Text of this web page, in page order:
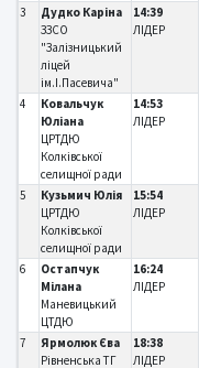
3
Дудко Каріна
ЗЗСО
"Залізницький
ліцей
ім.І.Пасевича"
14:39
ЛІДЕР
4
Ковальчук
Юліана
ЦРТДЮ
Колківської
селищної ради
14:53
ЛІДЕР
5
Кузьмич Юлія
ЦРТДЮ
Колківської
селищної ради
15:54
ЛІДЕР
6
Остапчук
Мілана
Маневицький
ЦТДЮ
16:24
ЛІДЕР
7
Ярмолюк Єва
Рівненська ТГ
18:38
ЛІДЕР